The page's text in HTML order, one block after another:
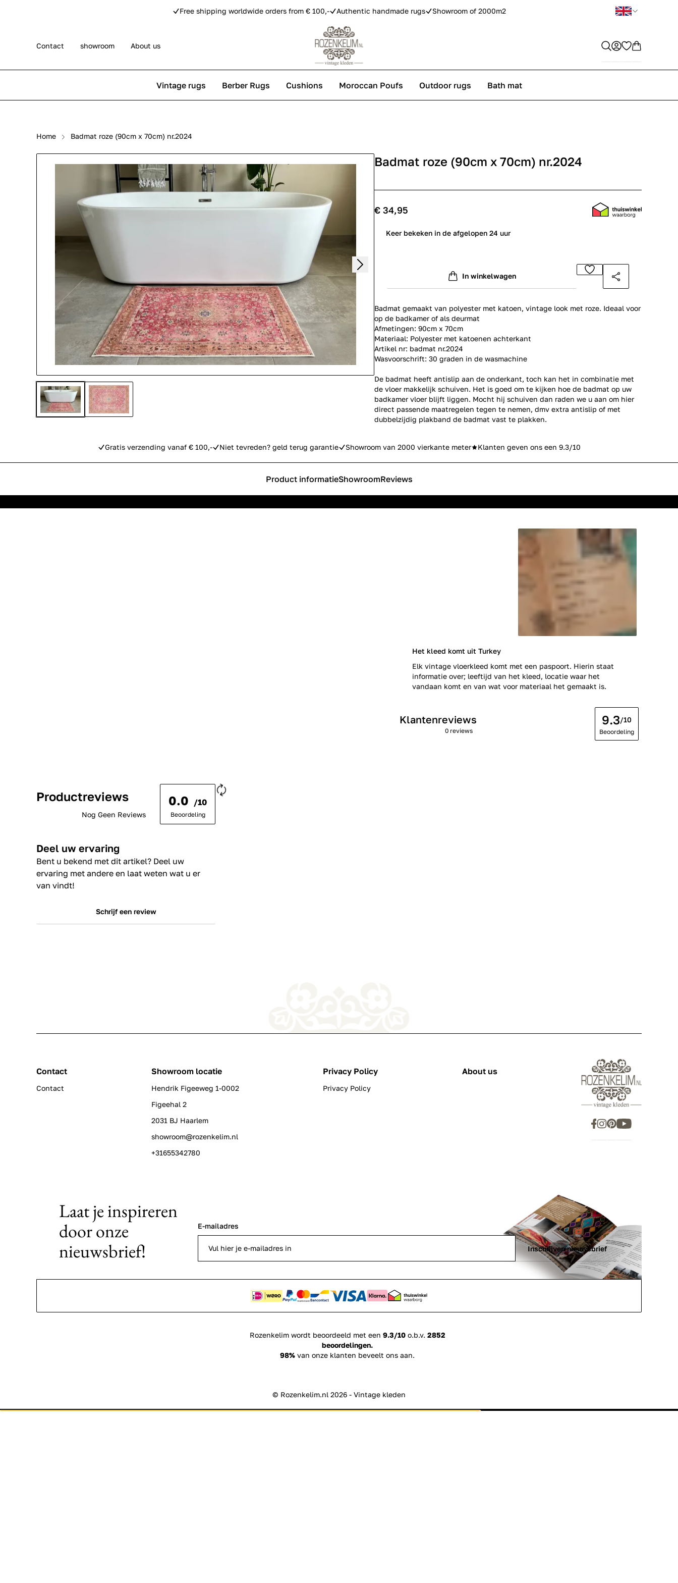
Free shipping worldwide orders from € 100,- Authentic handmade rugs Showroom of 2000m2
Contact showroom About us
Vintage rugs
Persian rugs Berber rugs
Rose kilim rugs Pip Studio carpets
Berber Rugs Cushions Moroccan Poufs Outdoor rugs Bath mat
Home Badmat roze (90cm x 70cm) nr.2024
Badmat roze (90cm x 70cm) nr.2024
€ 34,95
Keer bekeken in de afgelopen 24 uur
In winkelwagen
Badmat gemaakt van polyester met katoen, vintage look met roze. Ideaal voor
op de badkamer of als deurmat
Afmetingen: 90cm x 70cm
Materiaal: Polyester met katoenen achterkant
Artikel nr: badmat nr.2024
Wasvoorschrift: 30 graden in de wasmachine
De badmat heeft antislip aan de onderkant, toch kan het in combinatie met
de vloer makkelijk schuiven. Het is goed om te kijken hoe de badmat op uw
badkamer vloer blijft liggen. Mocht hij schuiven dan raden we u aan om hier
direct passende maatregelen tegen te nemen, dmv extra antislip of met
dubbelzijdig plakband de badmat vast te plakken.
Gratis verzending vanaf € 100,- Niet tevreden? geld terug garantie Showroom van 2000 vierkante meter Klanten geven ons een 9.3/10
Product informatieShowroomReviews
Het kleed komt uit Turkey
Elk vintage vloerkleed komt met een paspoort. Hierin staat
informatie over; leeftijd van het kleed, locatie waar het
vandaan komt en van wat voor materiaal het gemaakt is.
Klantenreviews
0 reviews
9.3/10
Beoordeling
Productreviews
Nog Geen Reviews
0.0 /10
Beoordeling
Deel uw ervaring
Bent u bekend met dit artikel? Deel uw
ervaring met andere en laat weten wat u er
van vindt!
Schrijf een review
Contact
Contact
Showroom locatie
Hendrik Figeeweg 1-0002
Figeehal 2
2031 BJ Haarlem
showroom@rozenkelim.nl
+31655342780
Privacy Policy
Privacy Policy
About us
Laat je inspireren
door onze
nieuwsbrief!
E-mailadres
Inschrijven nieuwsbrief
Rozenkelim wordt beoordeeld met een 9.3/10o.b.v. 2852
beoordelingen.
98% van onze klanten beveelt ons aan.
© Rozenkelim.nl 2026 - Vintage kleden